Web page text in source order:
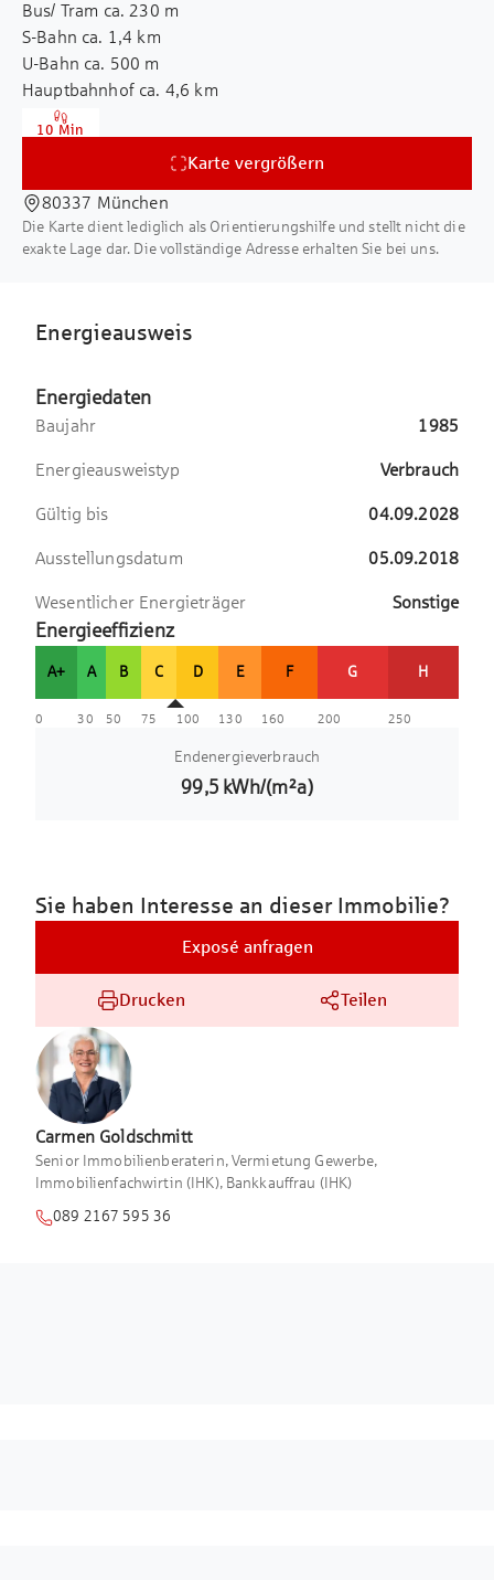
Angaben über das Objekt beruhen auf
Informationen des Vermieters. Eine Haftung
für deren Richtigkeit und Vollständigkeit
können wir nicht übernehmen. Sämtliche
nicht vor.
Bus/ Tram ca. 230 m
S-Bahn ca. 1,4 km
U-Bahn ca. 500 m
Hauptbahnhof ca. 4,6 km
Flughafen ca. 36,2 km
Autobahn ca. 5,2 km
Gewerbesteuerhebesatz 490%
10 Min
Karte vergrößern
80337 München
Die Karte dient lediglich als Orientierungshilfe und stellt nicht die
exakte Lage dar. Die vollständige Adresse erhalten Sie bei uns.
Energieausweis
Energiedaten
Baujahr 1985
Energieausweistyp Verbrauch
Gültig bis 04.09.2028
Ausstellungsdatum 05.09.2018
Wesentlicher Energieträger Sonstige
Energieeffizienz
A+ A B C D E F G H
0 30 50 75 100 130 160 200 250
Endenergieverbrauch
99,5 kWh/(m²a)
Sie haben Interesse an dieser Immobilie?
Exposé anfragen
Drucken Teilen
Carmen Goldschmitt
Senior Immobilienberaterin, Vermietung Gewerbe,
Immobilienfachwirtin (IHK), Bankkauffrau (IHK)
089 2167 595 36